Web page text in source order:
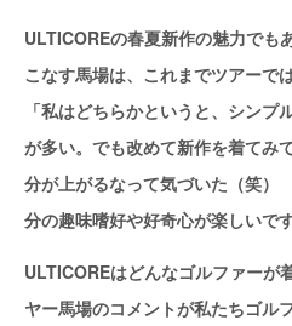
ULTICOREの春夏新作の魅力でも
こなす馬場は、これまでツアーで
「私はどちらかというと、シンプ
が多い。でも改めて新作を着てみ
分が上がるなって気づいた（笑
分の趣味嗜好や好奇心が楽しいです
ULTICOREはどんなゴルファーが
ヤー馬場のコメントが私たちゴル